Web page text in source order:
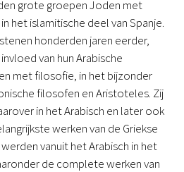
grote groepen Joden met
het islamitische deel van Spanje.
honderden jaren eerder,
van hun Arabische
met filosofie, in het bijzonder
filosofen en Aristoteles. Zij
in het Arabisch en later ook
werken van de Griekse
vanuit het Arabisch in het
de complete werken van